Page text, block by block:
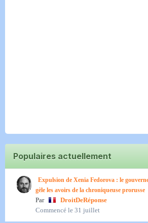
Populaires actuellement
Expulsion de Xenia Fedorova : le
gèle les avoirs de la chroniqueuse prorusse
Par
DroitDeRéponse
Commencé le 31 juillet